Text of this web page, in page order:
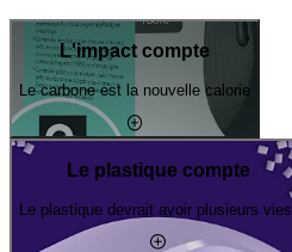
L'impact compte
Le carbone est la nouvelle calorie
Le plastique compte
Le plastique devrait avoir plusieurs vies.